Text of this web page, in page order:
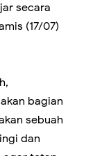
secara
(17/07)
bagian
sebuah
dan